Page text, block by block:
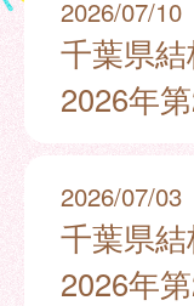
2026/07/10
千葉県
2026年
2026/07/03
千葉県
2026年